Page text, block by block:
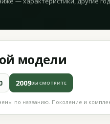
модели
2009ВЫ СМОТРИТЕ
по названию. Поколение и